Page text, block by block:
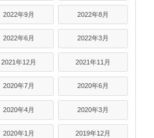
2022年9月 2022年8月
2022年6月 2022年3月
2021年12月 2021年11月
2020年7月 2020年6月
2020年4月 2020年3月
2020年1月 2019年12月